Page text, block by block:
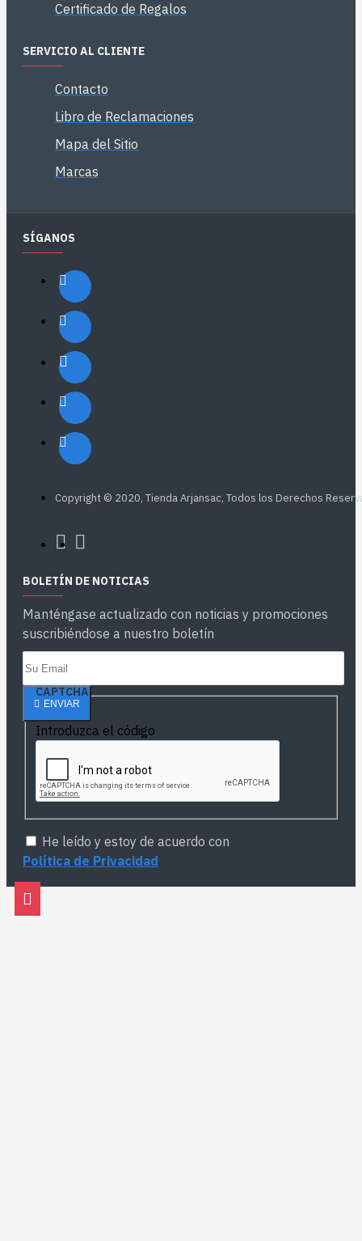
Certificado de Regalos
SERVICIO AL CLIENTE
Contacto
Libro de Reclamaciones
Mapa del Sitio
Marcas
SÍGANOS
Copyright © 2020, Tienda Arjansac, Todos los Derechos
BOLETÍN DE NOTICIAS
Manténgase actualizado con noticias y promociones
suscribiéndose a nuestro boletín
ENVIAR
CAPTCHA
Introduzca el código
He leído y estoy de acuerdo con
Política de Privacidad